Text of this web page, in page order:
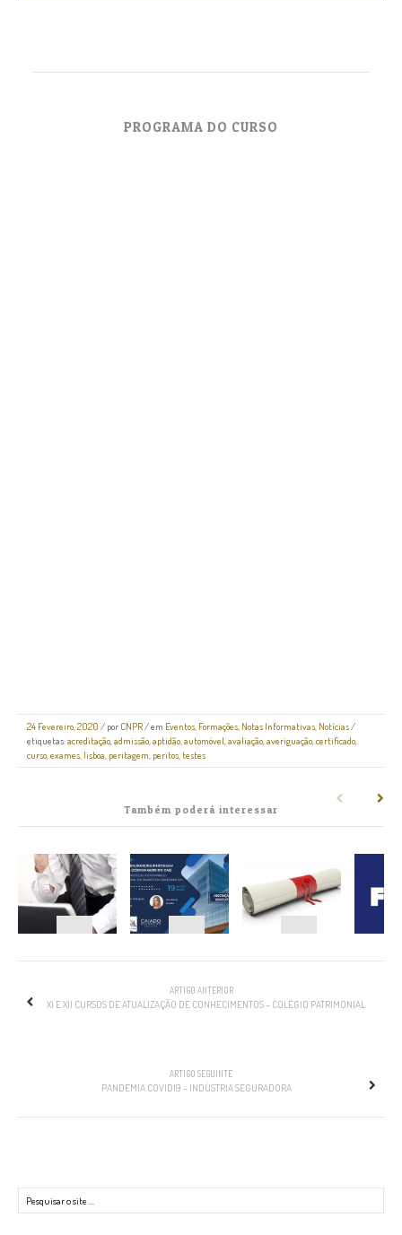
PROGRAMA DO CURSO
24 Fevereiro, 2020 / por CNPR / em Eventos Formações Notas Informativas Notícias /
etiquetas:acreditação admissão aptidão automóvel avaliação averiguação certificado
curso exames lisboa peritagem peritos testes
Também poderá interessar
ARTIGO ANTERIOR
XI E XII CURSOS DE ATUALIZAÇÃO DE CONHECIMENTOS – COLÉGIO PATRIMONIAL
ARTIGO SEGUINTE
PANDEMIA COVID19 – INDÚSTRIA SEGURADORA